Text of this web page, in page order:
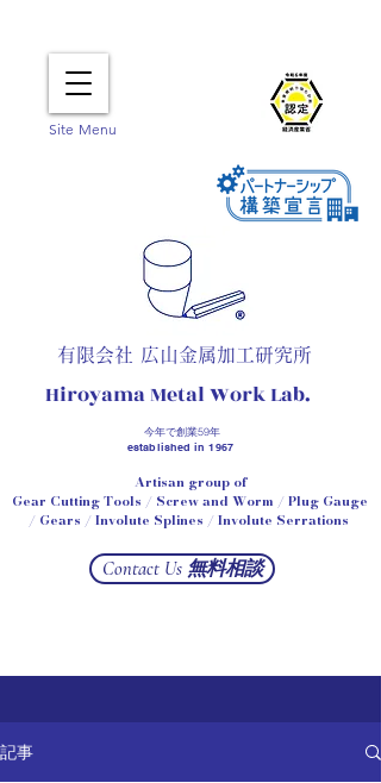
Site Menu
有限会社 広山金属加工研究所
HiroyamaMetal Work Lab.
今年で創業59年
established in 1967
Artisan group of
Gear Cutting Tools / Screw and Worm / Plug Gauge
/ Gears /Involute Splines / Involute Serrations
Contact Us 無料相談
記事